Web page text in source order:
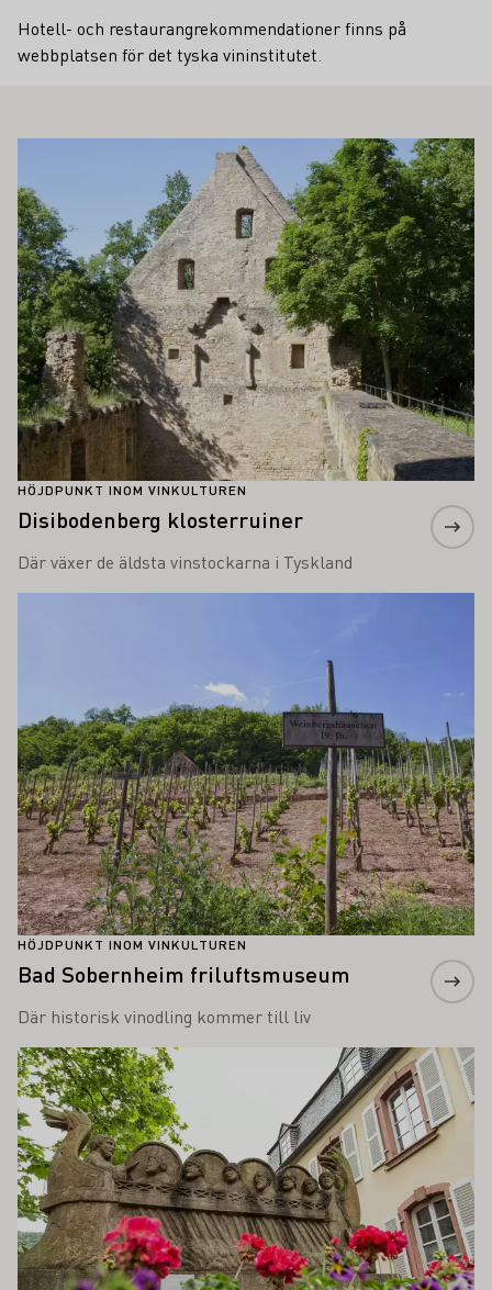
Hotell- och restaurangrekommendationer finns på
webbplatsen för det tyska vininstitutet.
INTRESSERA DIG
HÖJDPUNKT INOM VINKULTUREN
Disibodenberg klosterruiner
Där växer de äldsta vinstockarna i Tyskland
HÖJDPUNKT INOM VINKULTUREN
Bad Sobernheim friluftsmuseum
Där historisk vinodling kommer till liv
Läs mer om detta